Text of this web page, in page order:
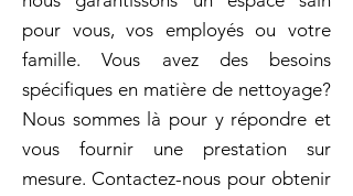
pour vous, vos employés ou votre
famille. Vous avez des besoins
spécifiques en matière de nettoyage?
Nous sommes là pour y répondre et
vous fournir une prestation sur
mesure. Contactez-nous pour obtenir